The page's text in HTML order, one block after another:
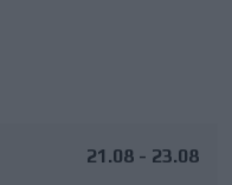
21.08 - 23.08